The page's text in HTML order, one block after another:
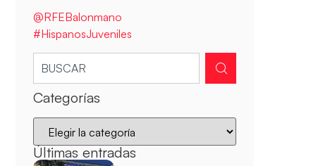
@RFEBalonmano
#HispanosJuveniles
Categorías
Últimas entradas